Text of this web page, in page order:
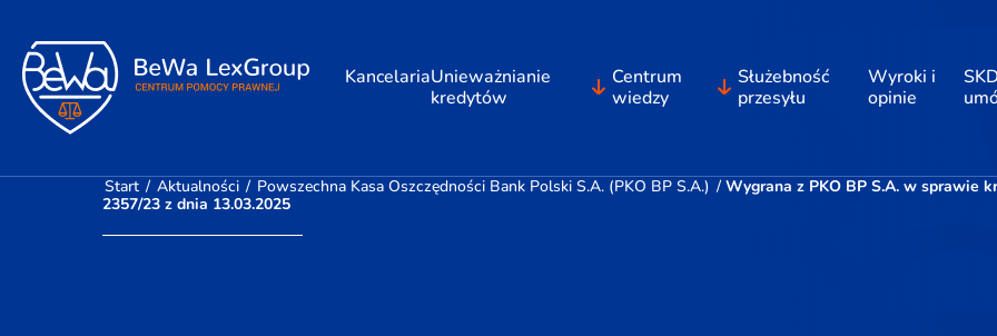
KancelariaUnieważnianie
kredytów
Centrum
wiedzy
Służebność
przesyłu
Wyroki i
opinie
Start / Aktualności / Powszechna Kasa Oszczędności Bank Polski S.A. (PKO BP S.A.) / Wygrana z PKO BP S.A. w sprawie
2357/23 z dnia 13.03.2025